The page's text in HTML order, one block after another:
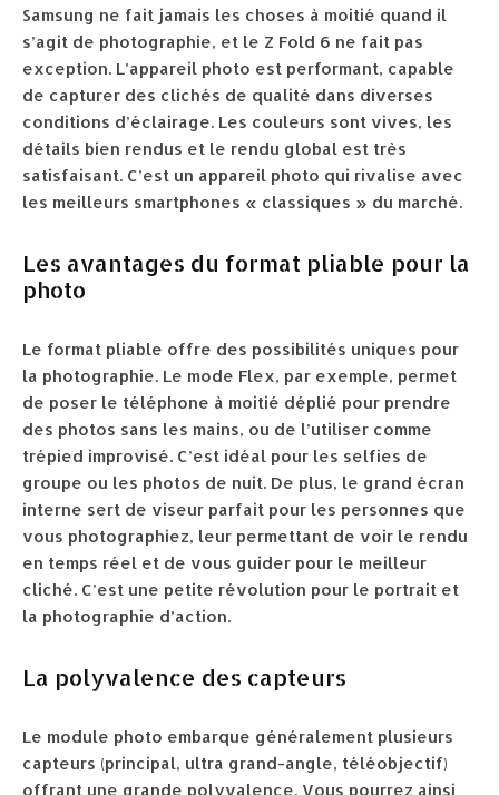
Samsung ne fait jamais les choses à moitié quand il
s’agit de photographie, et le Z Fold 6 ne fait pas
exception. L’appareil photo est performant, capable
de capturer des clichés de qualité dans diverses
conditions d’éclairage. Les couleurs sont vives, les
détails bien rendus et le rendu global est très
satisfaisant. C’est un appareil photo qui rivalise avec
les meilleurs smartphones « classiques » du marché.
Les avantages du format pliable pour la
photo
Le format pliable offre des possibilités uniques pour
la photographie. Le mode Flex, par exemple, permet
de poser le téléphone à moitié déplié pour prendre
des photos sans les mains, ou de l’utiliser comme
trépied improvisé. C’est idéal pour les selfies de
groupe ou les photos de nuit. De plus, le grand écran
interne sert de viseur parfait pour les personnes que
vous photographiez, leur permettant de voir le rendu
en temps réel et de vous guider pour le meilleur
cliché. C’est une petite révolution pour le portrait et
la photographie d’action.
La polyvalence des capteurs
Le module photo embarque généralement plusieurs
capteurs (principal, ultra grand-angle, téléobjectif)
offrant une grande polyvalence. Vous pourrez ainsi